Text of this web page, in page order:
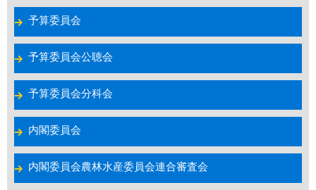
予算委員会
予算委員会公聴会
予算委員会分科会
内閣委員会
内閣委員会農林水産委員会連合審査会